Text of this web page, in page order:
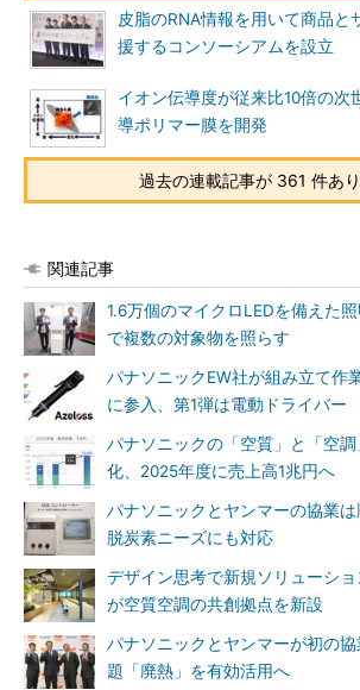
皮脂のRNA情報を用いて商品と
援するコンソーシアムを設立
イオン伝導度が従来比10倍の次
導ポリマー膜を開発
過去の連載記事が 361 件あ
関連記事
1.6万個のマイクロLEDを備えた
で複数の対象物を照らす
パナソニックEW社が組み立て作
に参入、第1弾は電動ドライバー
パナソニックの「空質」と「空
化、2025年度に売上高1兆円へ
パナソニックとヤンマーの協業
脱炭素ニーズにも対応
デザイン思考で新規ソリューシ
が空質空調の共創拠点を新設
パナソニックとヤンマーが初の
題「廃熱」を有効活用へ